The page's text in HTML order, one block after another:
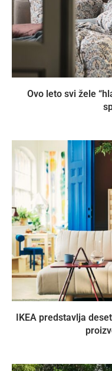
Ovo leto svi žele
IKEA predstavlja